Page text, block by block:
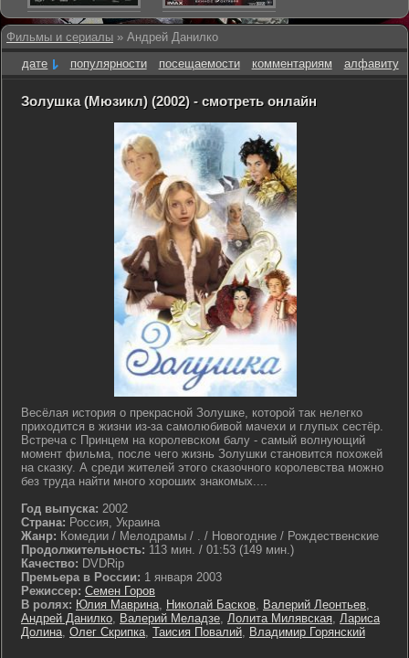
Фильмы и сериалы » Андрей Данилко
дате
популярности посещаемости комментариям алфавиту
Золушка (Мюзикл) (2002) - смотреть онлайн
Весёлая история о прекрасной Золушке, которой так нелегко
приходится в жизни из-за самолюбивой мачехи и глупых сестёр.
Встреча с Принцем на королевском балу - самый волнующий
момент фильма, после чего жизнь Золушки становится похожей
на сказку. А среди жителей этого сказочного королевства можно
без труда найти много хороших знакомых....
Год выпуска: 2002
Страна: Россия, Украина
Жанр: Комедии / Мелодрамы / . / Новогодние / Рождественские
Продолжительность: 113 мин. / 01:53 (149 мин.)
Качество: DVDRip
Премьера в России: 1 января 2003
Режиссер: Семен Горов
В ролях: Юлия Маврина, Николай Басков, Валерий Леонтьев,
Андрей Данилко, Валерий Меладзе, Лолита Милявская, Лариса
Долина, Олег Скрипка, Таисия Повалий, Владимир Горянский